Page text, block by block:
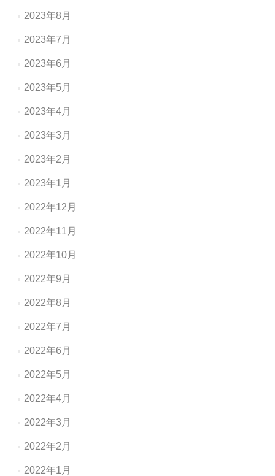
2023年8月
2023年7月
2023年6月
2023年5月
2023年4月
2023年3月
2023年2月
2023年1月
2022年12月
2022年11月
2022年10月
2022年9月
2022年8月
2022年7月
2022年6月
2022年5月
2022年4月
2022年3月
2022年2月
2022年1月